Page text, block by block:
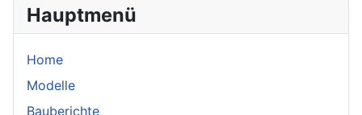
Hauptmenü
Home
Modelle
Bauberichte